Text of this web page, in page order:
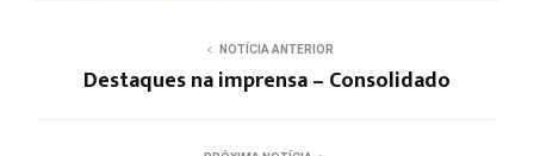
NOTÍCIA ANTERIOR
Destaques na imprensa – Consolidado